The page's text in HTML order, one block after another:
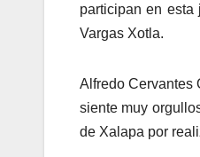
participan en esta
Vargas Xotla.
Alfredo Cervantes
siente muy
de Xalapa por